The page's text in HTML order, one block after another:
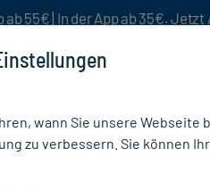
55€ | In der App ab 35€. Jetzt
wann Sie unsere Webseite
zu verbessern. Sie können